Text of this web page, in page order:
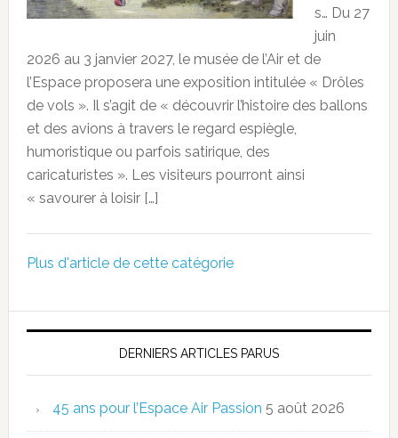
s… Du 27
juin
2026 au 3 janvier 2027, le musée de l’Air et de
l’Espace proposera une exposition intitulée « Drôles
de vols ». Il s’agit de « découvrir l’histoire des ballons
et des avions à travers le regard espiègle,
humoristique ou parfois satirique, des
caricaturistes ». Les visiteurs pourront ainsi
« savourer à loisir […]
Plus d'article de cette catégorie
DERNIERS ARTICLES PARUS
45 ans pour l’Espace Air Passion 5 août 2026